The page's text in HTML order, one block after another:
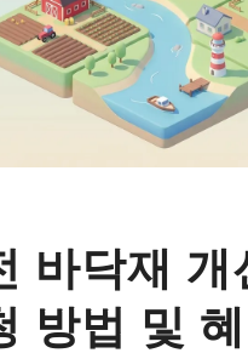
바닥재 개
방법 및